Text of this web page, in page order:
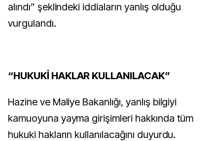
alındı” şeklindeki iddiaların yanlış olduğu
vurgulandı.
“HUKUKİ HAKLAR KULLANILACAK”
Hazine ve Maliye Bakanlığı, yanlış bilgiyi
kamuoyuna yayma girişimleri hakkında tüm
hukuki hakların kullanılacağını duyurdu.